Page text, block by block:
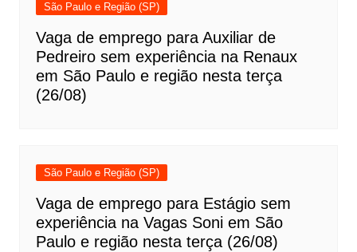
São Paulo e Região (SP)
Vaga de emprego para Auxiliar de
Pedreiro sem experiência na Renaux
em São Paulo e região nesta terça
(26/08)
São Paulo e Região (SP)
Vaga de emprego para Estágio sem
experiência na Vagas Soni em São
Paulo e região nesta terça (26/08)